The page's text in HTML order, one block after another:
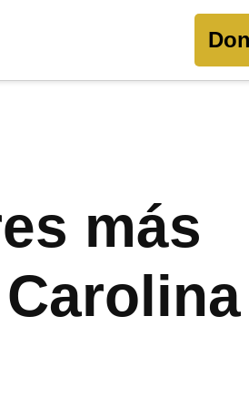
más